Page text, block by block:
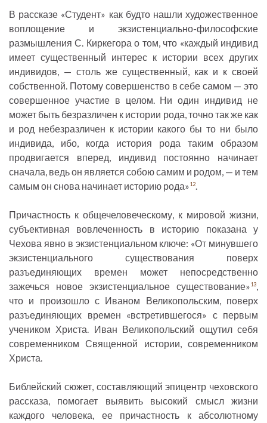
В рассказе «Студент» как будто нашли художественное
воплощение и экзистенциально-философские
размышления С. Киркегора о том, что «каждый индивид
имеет существенный интерес к истории всех других
индивидов, — столь же существенный, как и к своей
собственной. Потому совершенство в себе самом — это
совершенное участие в целом. Ни один индивид не
может быть безразличен к истории рода, точно так же как
и род небезразличен к истории какого бы то ни было
индивида, ибо, когда история рода таким образом
продвигается вперед, индивид постоянно начинает
сначала, ведь он является собою самим и родом, — и тем
самым он снова начинает историю рода»12.
Причастность к общечеловеческому, к мировой жизни,
субъективная вовлеченность в историю показана у
Чехова явно в экзистенциальном ключе: «От минувшего
экзистенциального существования поверх
разъединяющих времен может непосредственно
зажечься новое экзистенциальное существование»13,
что и произошло с Иваном Великопольским, поверх
разъединяющих времен «встретившегося» с первым
учеником Христа. Иван Великопольский ощутил себя
современником Священной истории, современником
Христа.
Библейский сюжет, составляющий эпицентр чеховского
рассказа, помогает выявить высокий смысл жизни
каждого человека, ее причастность к абсолютному